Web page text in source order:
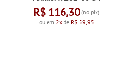
R$ 116,30 (no pix)
ou em 2xde R$ 59,95